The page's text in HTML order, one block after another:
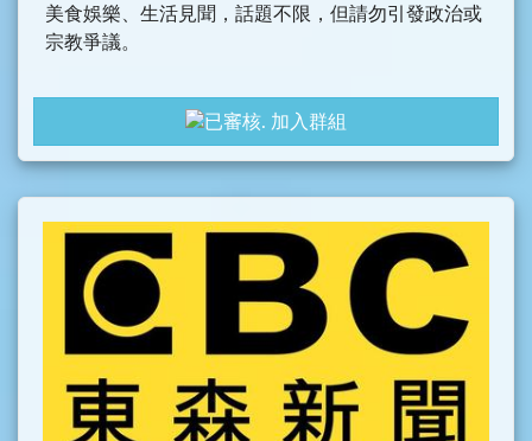
美食娛樂、生活見聞，話題不限，但請勿引發政治或
宗教爭議。
加入群組